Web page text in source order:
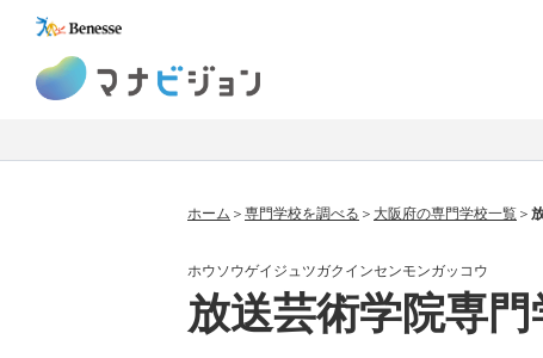
ホーム 専門学校を調べる 大阪府の専門学校一覧
ホウソウゲイジュツガクインセンモンガッコウ
放送芸術学院専門